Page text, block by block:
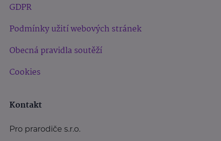
GDPR
Podmínky užití webových stránek
Obecná pravidla soutěží
Cookies
Kontakt
Pro prarodiče s.r.o.